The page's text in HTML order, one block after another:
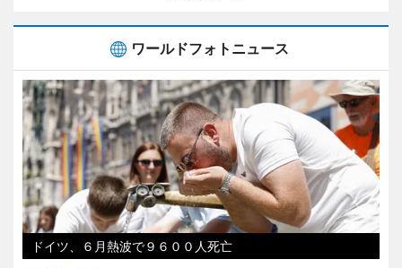
ワールドフォトニュース
ドイツ、６月熱波で９６００人死亡